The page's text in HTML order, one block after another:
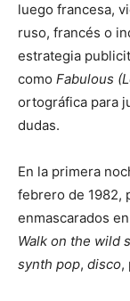
luego francesa,
ruso, francés o
estrategia
como Fabulous
ortográfica para
dudas.
En la primera
febrero de 1982,
enmascarados
Walk on the wild
synth pop, disco,